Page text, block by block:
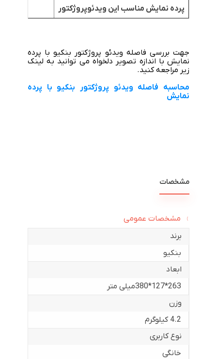
پرده نمایش مناسب این ویدئوپروژکتور
جهت بررسی فاصله ویدئو پروژکتور بنکیو با پرده
نمایش با اندازه تصویر دلخواه می توانید به لینک
زیر مراجعه کنید.
محاسبه فاصله ویدئو پروژکتور بنکیو با پرده
نمایش
مشخصات
مشخصات عمومی
برند
بنکیو
ابعاد
263*127*380میلی متر
وزن
4.2 کیلوگرم
نوع کاربری
خانگی